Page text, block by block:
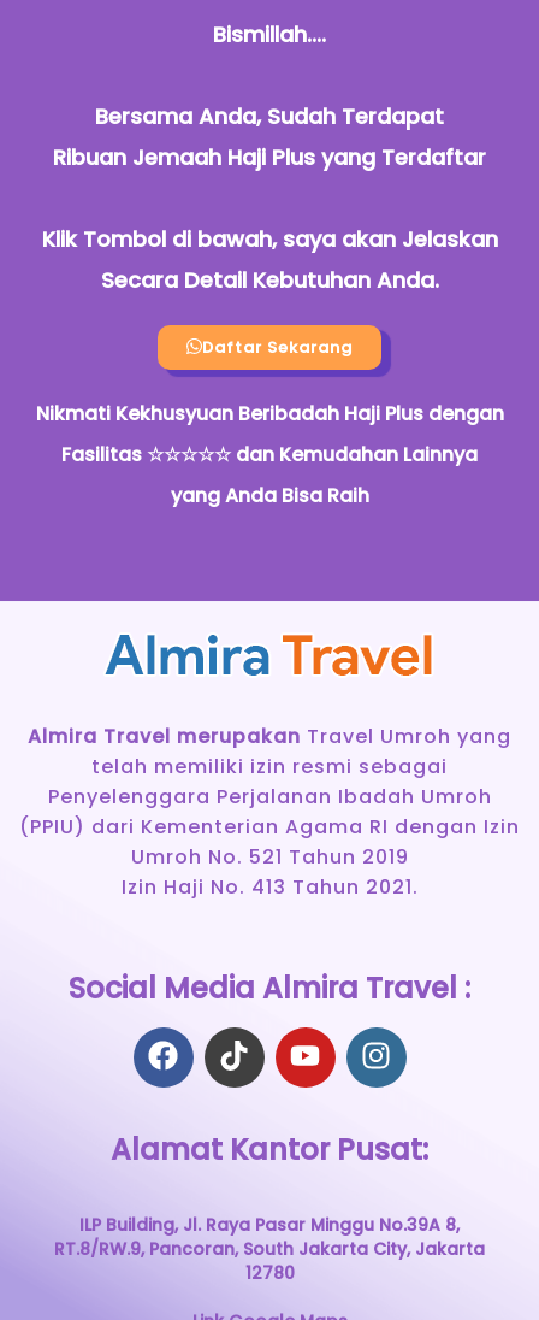
Bismillah....
Bersama Anda, Sudah Terdapat
Ribuan Jemaah Haji Plus yang Terdaftar
Klik Tombol di bawah, saya akan Jelaskan
Secara Detail Kebutuhan Anda.
Daftar Sekarang
Nikmati Kekhusyuan Beribadah Haji Plus dengan
Fasilitas ☆☆☆☆☆ dan Kemudahan Lainnya
yang Anda Bisa Raih
Almira Travel merupakan Travel Umroh yang
telah memiliki izin resmi sebagai
Penyelenggara Perjalanan Ibadah Umroh
(PPIU) dari Kementerian Agama RI dengan Izin
Umroh No. 521 Tahun 2019
Izin Haji No. 413 Tahun 2021.
Social Media Almira Travel :
Alamat Kantor Pusat:
ILP Building, Jl. Raya Pasar Minggu No.39A 8,
RT.8/RW.9, Pancoran, South Jakarta City, Jakarta
12780